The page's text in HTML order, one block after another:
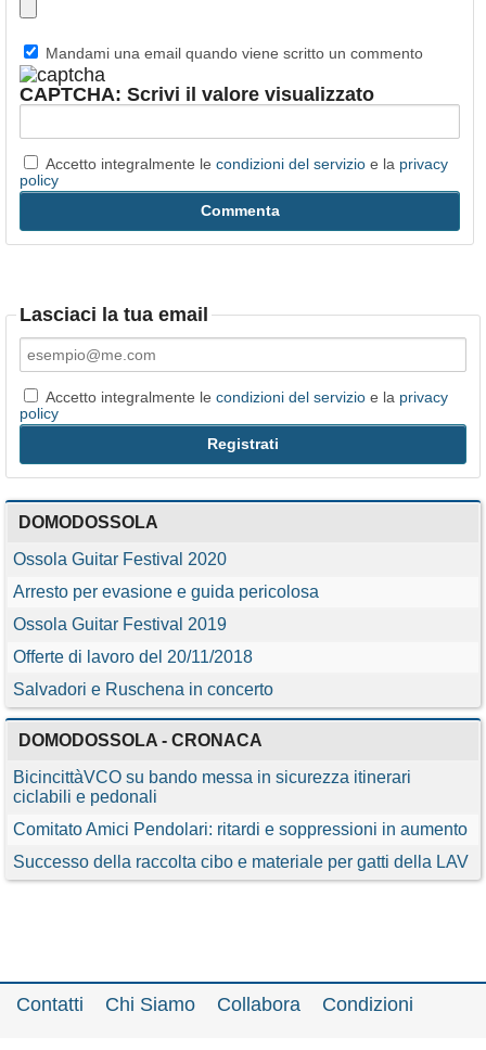
Mandami una email quando viene scritto un commento
CAPTCHA: Scrivi il valore visualizzato
Accetto integralmente le condizioni del servizio e la privacy
policy
Lasciaci la tua email
Accetto integralmente le condizioni del servizio e la privacy
policy
DOMODOSSOLA
Ossola Guitar Festival 2020
Arresto per evasione e guida pericolosa
Ossola Guitar Festival 2019
Offerte di lavoro del 20/11/2018
Salvadori e Ruschena in concerto
DOMODOSSOLA - CRONACA
BicincittàVCO su bando messa in sicurezza itinerari
ciclabili e pedonali
Comitato Amici Pendolari: ritardi e soppressioni in aumento
Successo della raccolta cibo e materiale per gatti della LAV
Contatti Chi Siamo Collabora
Condizioni